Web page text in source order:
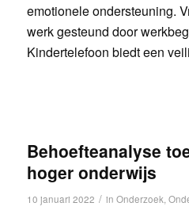
emotionele ondersteuning.
werk gesteund door
Kindertelefoon biedt een
Behoefteanalyse
hoger onderwijs
10 januari 2022 / in Onderzoek,